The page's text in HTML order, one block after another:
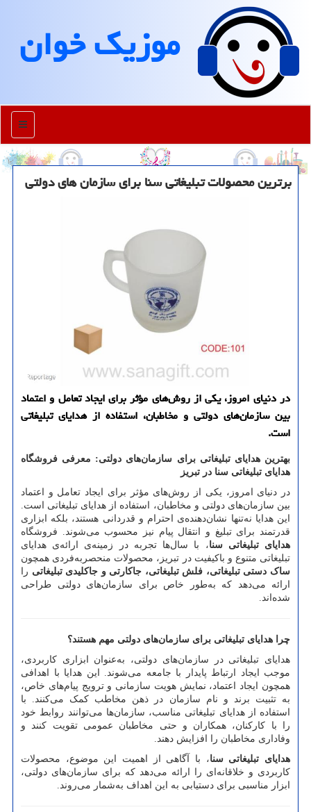
موزیك خوان
منو
برترین محصولات تبلیغاتی سنا برای سازمان های دولتی
در دنیای امروز، یکی از روش‌های مؤثر برای ایجاد تعامل و اعتماد
بین سازمان‌های دولتی و مخاطبان، استفاده از هدایای تبلیغاتی
است.
بهترین هدایای تبلیغاتی برای سازمان‌های دولتی: معرفی فروشگاه
هدایای تبلیغاتی سنا در تبریز
در دنیای امروز، یکی از روش‌های مؤثر برای ایجاد تعامل و اعتماد
بین سازمان‌های دولتی و مخاطبان، استفاده از هدایای تبلیغاتی است.
این هدایا نه‌تنها نشان‌دهنده‌ی احترام و قدردانی هستند، بلکه ابزاری
قدرتمند برای تبلیغ و انتقال پیام نیز محسوب می‌شوند. فروشگاه
هدایای تبلیغاتی سنا، با سال‌ها تجربه در زمینه‌ی ارائه‌ی هدایای
تبلیغاتی متنوع و باکیفیت در تبریز، محصولات منحصربه‌فردی همچون
ساک دستی تبلیغاتی، فلش تبلیغاتی، جاکارتی و جاکلیدی تبلیغاتی را
ارائه می‌دهد که به‌طور خاص برای سازمان‌های دولتی طراحی
شده‌اند.
چرا هدایای تبلیغاتی برای سازمان‌های دولتی مهم هستند؟
هدایای تبلیغاتی در سازمان‌های دولتی، به‌عنوان ابزاری کاربردی،
موجب ایجاد ارتباط پایدار با جامعه می‌شوند. این هدایا با اهدافی
همچون ایجاد اعتماد، نمایش هویت سازمانی و ترویج پیام‌های خاص،
به تثبیت برند و نام سازمان در ذهن مخاطب کمک می‌کنند. با
استفاده از هدایای تبلیغاتی مناسب، سازمان‌ها می‌توانند روابط خود
را با کارکنان، همکاران و حتی مخاطبان عمومی تقویت کنند و
وفاداری مخاطبان را افزایش دهند.
هدایای تبلیغاتی سنا، با آگاهی از اهمیت این موضوع، محصولات
کاربردی و خلاقانه‌ای را ارائه می‌دهد که برای سازمان‌های دولتی،
ابزار مناسبی برای دستیابی به این اهداف به‌شمار می‌روند.